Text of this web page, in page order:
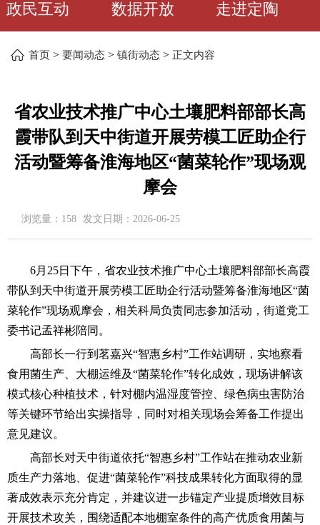
政民互动 数据开放 走进定陶
首页 > 要闻动态 > 镇街动态 > 正文内容
省农业技术推广中心土壤肥料部部长高
霞带队到天中街道开展劳模工匠助企行
活动暨筹备淮海地区“菌菜轮作”现场观
摩会
浏览量： 158 发文日期： 2026-06-25
6月25日下午，省农业技术推广中心土壤肥料部部长高霞
带队到天中街道开展劳模工匠助企行活动暨筹备淮海地区“菌
菜轮作”现场观摩会，相关科局负责同志参加活动，街道党工
委书记孟祥彬陪同。
高部长一行到茗嘉兴“智惠乡村”工作站调研，实地察看
食用菌生产、大棚运维及“菌菜轮作”转化成效，现场讲解该
模式核心种植技术，针对棚内温湿度管控、绿色病虫害防治
等关键环节给出实操指导，同时对相关现场会筹备工作提出
意见建议。
高部长对天中街道依托“智惠乡村”工作站在推动农业新
质生产力落地、促进“菌菜轮作”科技成果转化方面取得的显
著成效表示充分肯定，并建议进一步锚定产业提质增效目标
开展技术攻关，围绕适配本地棚室条件的高产优质食用菌与